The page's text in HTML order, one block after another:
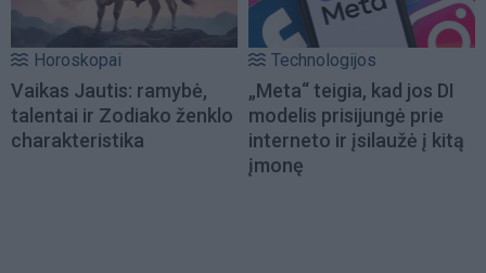
Horoskopai
Vaikas Jautis: ramybė,
talentai ir Zodiako ženklo
charakteristika
Technologijos
„Meta“ teigia, kad jos DI
modelis prisijungė prie
interneto ir įsilaužė į kitą
įmonę